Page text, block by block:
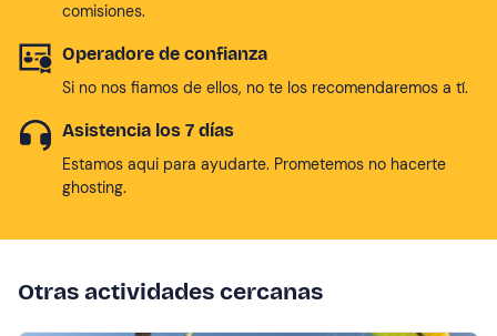
comisiones.
Operadore de confianza
Si no nos fiamos de ellos, no te los recomendaremos a tí.
Asistencia los 7 días
Estamos aqui para ayudarte. Prometemos no hacerte
ghosting.
Otras actividades cercanas